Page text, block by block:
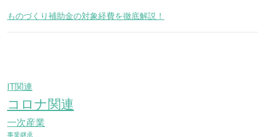
ものづくり補助金の対象経費を徹底解説！
IT関連
コロナ関連
一次産業
事業継承